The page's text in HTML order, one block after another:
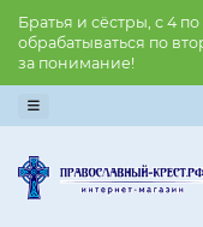
Братья и сёстры, с 4 по
обрабатываться по
за понимание!